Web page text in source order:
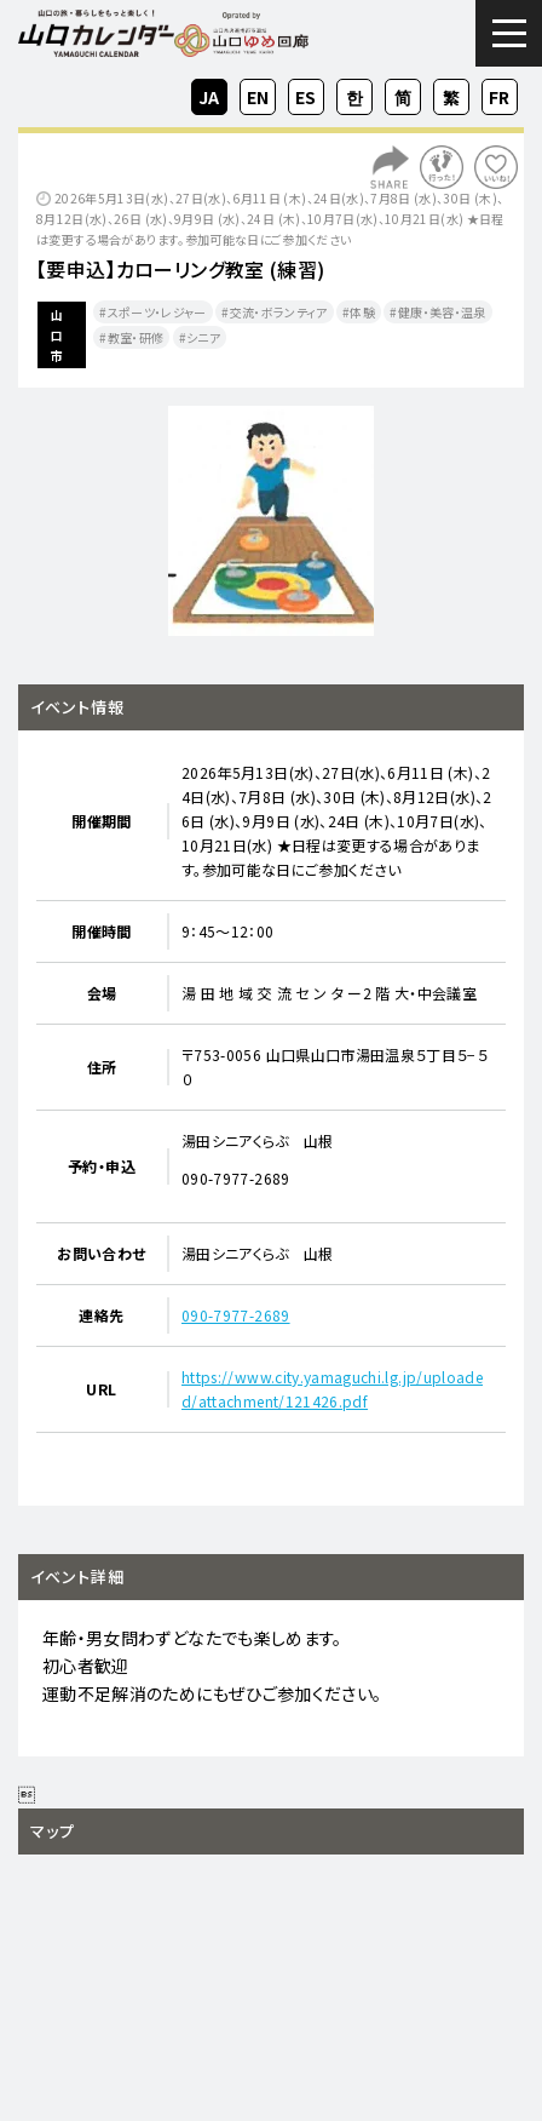
ZH-
CN
ZH-
TW
EN FR
JA KO
ES
2026年5月13日(水)、27日(水)、6月11日 (木)、24日(水)、7月8日 (水)、30日 (木)、
8月12日(水)、26日 (水)、9月9日 (水)、24日 (木)、10月7日(水)、10月21日(水) ★日程
は変更する場合があります。参加可能な日にご参加ください
【要申込】カローリング教室 (練習)
山
口
市
スポーツ・レジャー 交流・ボランティア 体験
健康・美容・温泉
教室・研修
シニア
イベント情報
開催期間
2026年5月13日(水)、27日(水)、6月11日 (木)、2
4日(水)、7月8日 (水)、30日 (木)、8月12日(水)、2
6日 (水)、9月9日 (水)、24日 (木)、10月7日(水)、
10月21日(水) ★日程は変更する場合がありま
す。参加可能な日にご参加ください
開催時間 9：45〜12：00
会場 湯 田 地 域 交 流 セ ン タ ー2 階 大・中会議室
住所
〒753-0056 山口県山口市湯田温泉５丁目５−５
０
予約・申込
湯田シニアくらぶ 山根
090-7977-2689
お問い合わせ 湯田シニアくらぶ 山根
連絡先 090-7977-2689
URL
https://www.city.yamaguchi.lg.jp/uploade
d/attachment/121426.pdf
イベント詳細
年齢・男女問わずどなたでも楽しめます。
初心者歓迎
運動不足解消のためにもぜひご参加ください。

マップ